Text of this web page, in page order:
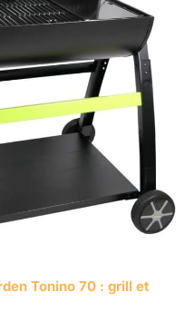
Tonino 70 : grill et